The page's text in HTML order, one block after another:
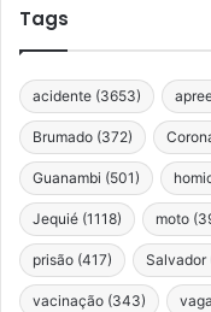
Tags
acidente (3653)
Brumado (372)
Guanambi (501)
Jequié (1118) moto
prisão (417) Salvador
vacinação (343)